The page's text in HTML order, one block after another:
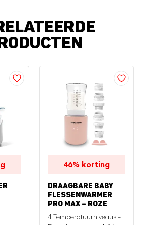
46% korting
DRAAGBARE BABY
FLESSENWARMER
PRO MAX – ROZE
4 Temperatuurniveaus -